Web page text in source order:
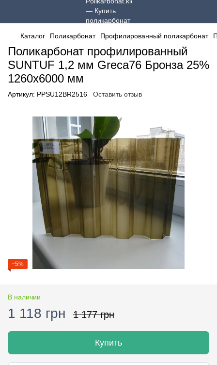
Каталог Поликарбонат Профилированный поликарбонат
Поликарбонат профилированный
SUNTUF 1,2 мм Greca76 Бронза 25%
1260x6000 мм
Артикул: PPSU12BR2516 Оставить отзыв
−5%
В наличии
1 118 грн 1 177 грн
Купить